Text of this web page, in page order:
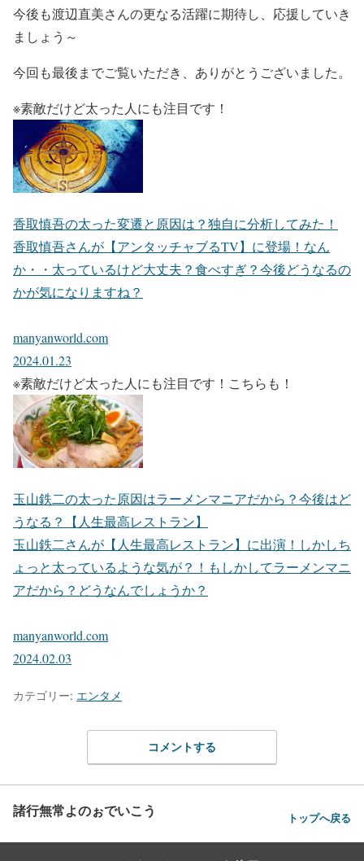
今後も渡辺直美さんの更なる活躍に期待し、応援していき
ましょう～
今回も最後までご覧いただき、ありがとうございました。
※素敵だけど太った人にも注目です！
香取慎吾の太った変遷と原因は？独自に分析してみた！
香取慎吾さんが【アンタッチャブるTV】に登場！なん
か・・太っているけど大丈夫？食べすぎ？今後どうなるの
かが気になりますね？
manyanworld.com
2024.01.23
※素敵だけど太った人にも注目です！こちらも！
玉山鉄二の太った原因はラーメンマニアだから？今後はど
うなる？【人生最高レストラン】
玉山鉄二さんが【人生最高レストラン】に出演！しかしち
ょっと太っているような気が？！もしかしてラーメンマニ
アだから？どうなんでしょうか？
manyanworld.com
2024.02.03
カテゴリー: エンタメ
コメントする
諸行無常よのぉでいこう トップへ戻る